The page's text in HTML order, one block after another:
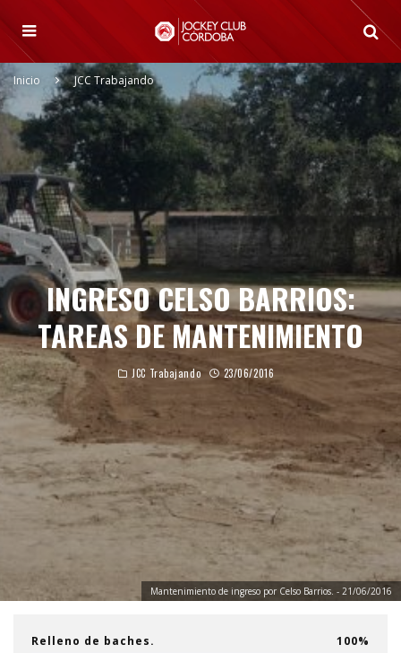
Inicio JCC Trabajando
Mantenimiento de ingreso por Celso Barrios. - 21/06/2016
INGRESO CELSO BARRIOS:
TAREAS DE MANTENIMIENTO
JCC Trabajando 23/06/2016
Relleno de baches. 100